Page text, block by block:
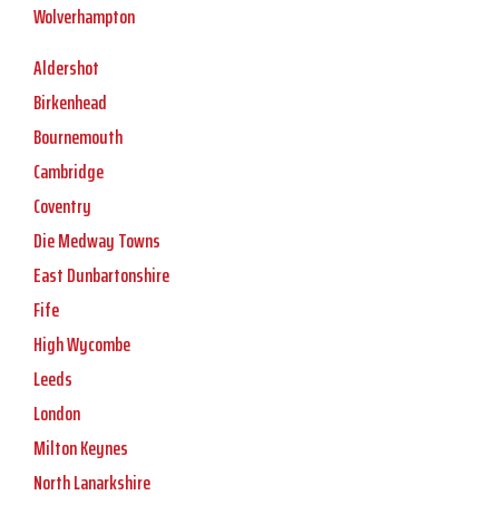
Wolverhampton
Aldershot
Birkenhead
Bournemouth
Cambridge
Coventry
Die Medway Towns
East Dunbartonshire
Fife
High Wycombe
Leeds
London
Milton Keynes
North Lanarkshire